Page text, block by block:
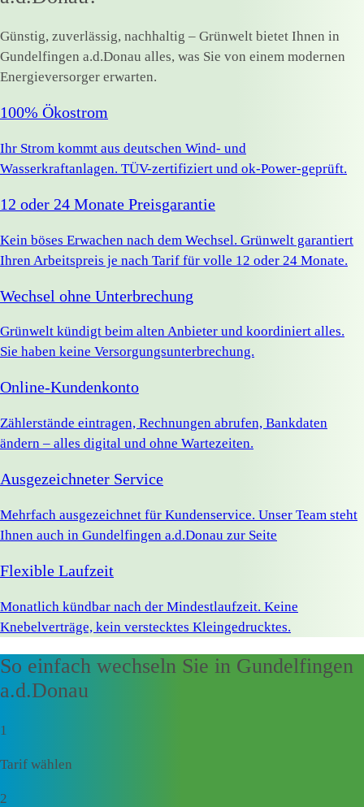
Günstig, zuverlässig, nachhaltig – Grünwelt bietet Ihnen in
Gundelfingen a.d.Donau alles, was Sie von einem modernen
Energieversorger erwarten.
100% Ökostrom
Ihr Strom kommt aus deutschen Wind- und
Wasserkraftanlagen. TÜV-zertifiziert und ok-Power-geprüft.
12 oder 24 Monate Preisgarantie
Kein böses Erwachen nach dem Wechsel. Grünwelt garantiert
Ihren Arbeitspreis je nach Tarif für volle 12 oder 24 Monate.
Wechsel ohne Unterbrechung
Grünwelt kündigt beim alten Anbieter und koordiniert alles.
Sie haben keine Versorgungsunterbrechung.
Online-Kundenkonto
Zählerstände eintragen, Rechnungen abrufen, Bankdaten
ändern – alles digital und ohne Wartezeiten.
Ausgezeichneter Service
Mehrfach ausgezeichnet für Kundenservice. Unser Team steht
Ihnen auch in Gundelfingen a.d.Donau zur Seite
Flexible Laufzeit
Monatlich kündbar nach der Mindestlaufzeit. Keine
Knebelverträge, kein verstecktes Kleingedrucktes.
So einfach wechseln Sie in Gundelfingen
a.d.Donau
1
Tarif wählen
2